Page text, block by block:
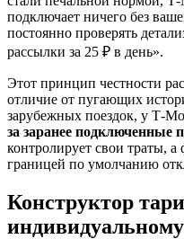
подключает ничего без
постоянно проверять
рассылки за 25 ₽ в день».
Этот принцип честности
отличие от пугающих
зарубежных поездок, у Т-
за заранее подключенные
контролирует свои траты, а
границей по умолчанию
Конструктор